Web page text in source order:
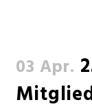
03 Apr.